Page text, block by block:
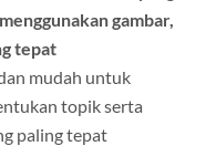
gambar,
tepat
mudah untuk
topik serta
paling tepat